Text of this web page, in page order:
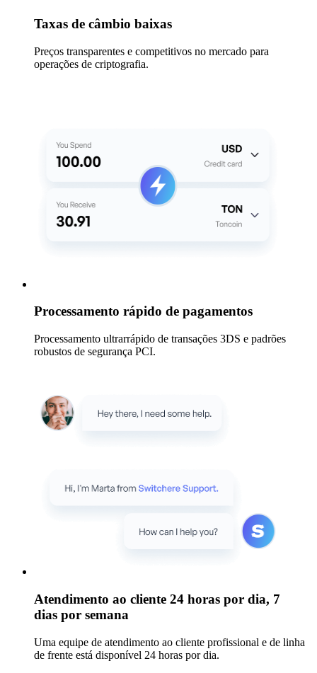
Taxas de câmbio baixas
Preços transparentes e competitivos no mercado para
operações de criptografia.
Processamento rápido de pagamentos
Processamento ultrarrápido de transações 3DS e padrões
robustos de segurança PCI.
Atendimento ao cliente 24 horas por dia, 7
dias por semana
Uma equipe de atendimento ao cliente profissional e de linha
de frente está disponível 24 horas por dia.